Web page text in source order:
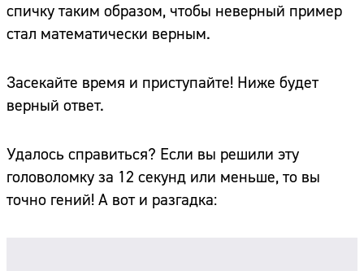
спичку таким образом, чтобы неверный пример
стал математически верным.
Засекайте время и приступайте! Ниже будет
верный ответ.
Удалось справиться? Если вы решили эту
головоломку за 12 секунд или меньше, то вы
точно гений! А вот и разгадка: